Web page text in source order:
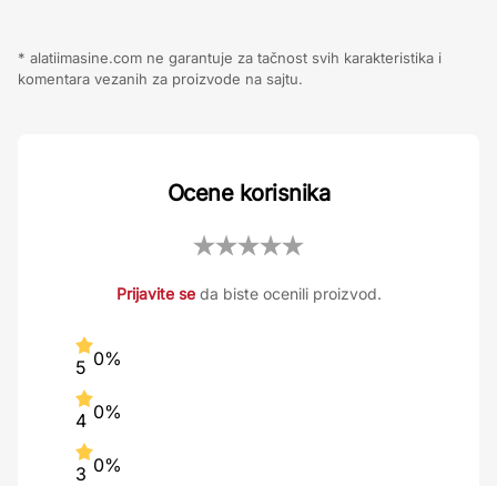
* alatiimasine.com ne garantuje za tačnost svih karakteristika i
komentara vezanih za proizvode na sajtu.
Ocene korisnika
Prijavite seda biste ocenili proizvod.
5 0%
4 0%
3 0%